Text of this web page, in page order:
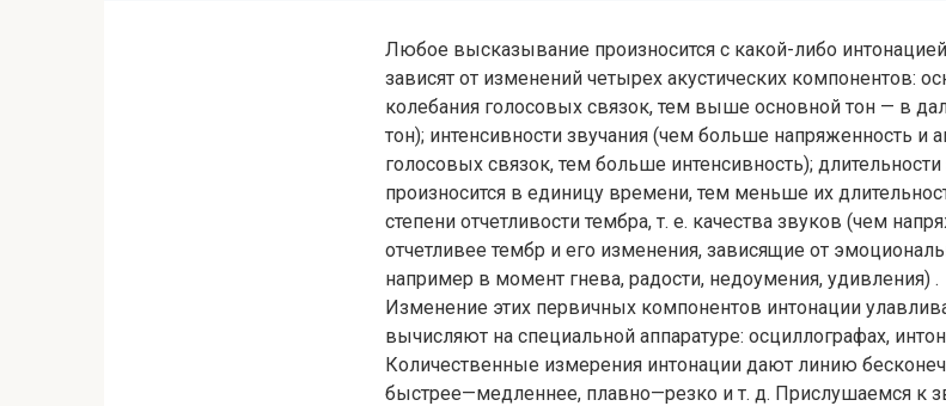
Любое высказывание произносится с какой-либо
зависят от изменений четырех акустических компонентов:
колебания голосовых связок, тем выше основной тон — в
тон); интенсивности звучания (чем больше напряженность и
голосовых связок, тем больше интенсивность);
произносится в единицу времени, тем меньше их
степени отчетливости тембра, т. е. качества звуков (чем
отчетливее тембр и его изменения, зависящие от
например в момент гнева, радости, недоумения, удивления) .
Изменение этих первичных компонентов интонации
вычисляют на специальной аппаратуре: осциллографах,
Количественные измерения интонации дают линию
быстрее—медленнее, плавно—резко и т. д. Прислушаемся к